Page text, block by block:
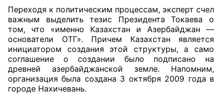
Переходя к политическим процессам, эксперт счел
важным выделить тезис Президента Токаева о
том, что «именно Казахстан и Азербайджан —
основатели ОТГ». Причем Казахстан является
инициатором создания этой структуры, а само
соглашение о создании было подписано на
древней азербайджанской земле. Напомним,
организация была создана 3 октября 2009 года в
городе Нахичевань.